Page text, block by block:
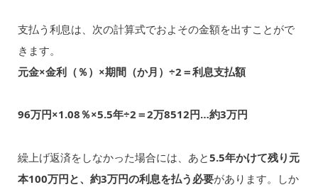
支払う利息は、次の計算式でおよその金額を出すことがで
きます。
元金×金利（％）×期間（か月）÷2＝利息支払額
96万円×1.08％×5.5年÷2＝2万8512円…約3万円
繰上げ返済をしなかった場合には、あと5.5年かけて残り元
本100万円と、約3万円の利息を払う必要があります。しか